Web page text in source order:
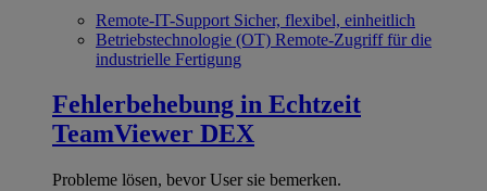
Remote-IT-Support Sicher, flexibel, einheitlich
Betriebstechnologie (OT) Remote-Zugriff für die
industrielle Fertigung
Fehlerbehebung in Echtzeit
TeamViewer DEX
Probleme lösen, bevor User sie bemerken.